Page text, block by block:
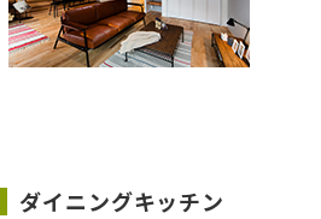
ダイニングキッチン